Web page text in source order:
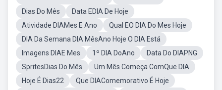
Dias Do Mês
Data EDIA De Hoje
Atividade DIAMes E Ano
Qual EO DIA Do Mes Hoje
DIA Da Semana DIA MêsAno Hoje O DIA Está
Imagens DIAE Mes
1º DIA DoAno
Data Do DIAPNG
SpritesDias Do Mês
Um Mês Começa ComQue DIA
Hoje É Dias22
Que DIAComemorativo É Hoje